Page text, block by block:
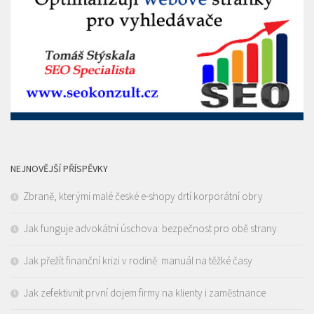
NEJNOVĚJŠÍ PŘÍSPĚVKY
Zbraně, kterými malé české e-shopy drtí korporátní obry
Jak funguje advokátní úschova: bezpečnost pro obě strany
Jak přežít finanční krizi v rodině: manuál na těžké časy
Jak zefektivnit první dojem firmy na klienty i zaměstnance